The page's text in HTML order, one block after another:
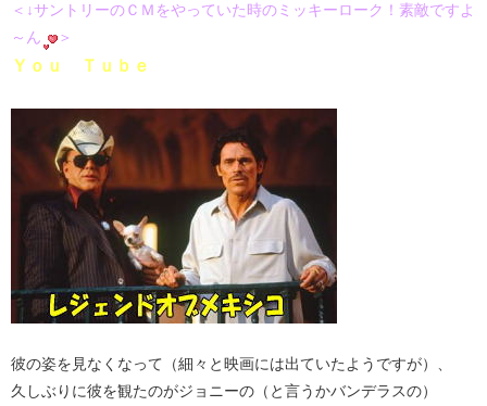
＜↓サントリーのＣＭをやっていた時のミッキーローク！素敵ですよ
～ん
＞
Ｙｏｕ Ｔｕｂｅ
彼の姿を見なくなって（細々と映画には出ていたようですが）、
久しぶりに彼を観たのがジョニーの（と言うかバンデラスの）